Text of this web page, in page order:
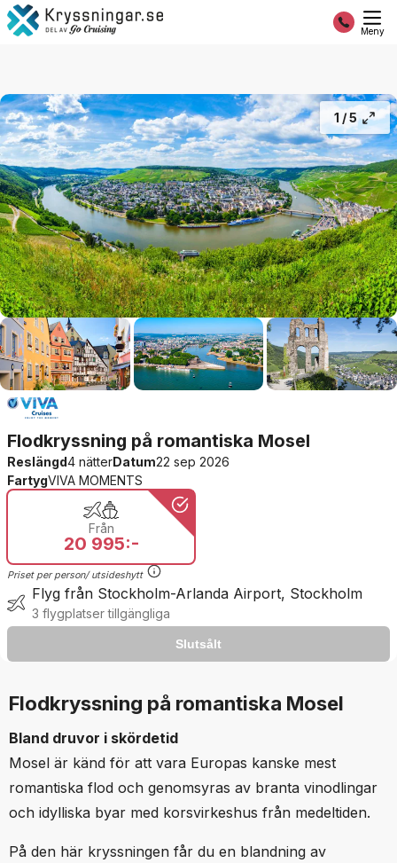
Meny
Slutsålt
1 /5
Flodkryssning på romantiska Mosel
Reslängd4 nätterDatum22 sep 2026
FartygVIVA MOMENTS
Från
20 995:-
Priset per person/ utsideshytt
Flyg från Stockholm-Arlanda Airport, Stockholm
3 flygplatser tillgängliga
Slutsålt
The product is no longer available
Flodkryssning på romantiska Mosel
Bland druvor i skördetid
Mosel är känd för att vara Europas kanske mest
romantiska flod och genomsyras av branta vinodlingar
och idylliska byar med korsvirkeshus från medeltiden.
På den här kryssningen får du en blandning av